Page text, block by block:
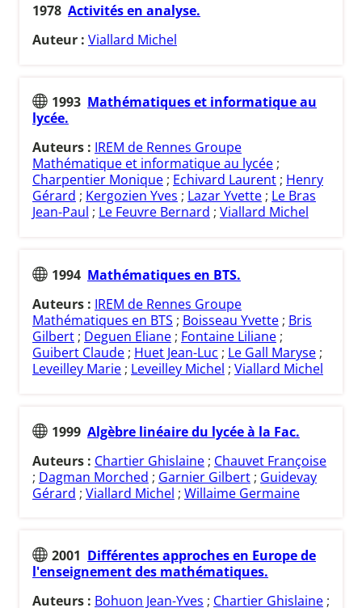
1978 Activités en analyse.
Auteur : Viallard Michel
1993 Mathématiques et informatique au
lycée.
Auteurs : IREM de Rennes Groupe
Mathématique et informatique au lycée;
Charpentier Monique; Echivard Laurent; Henry
Gérard ; Kergozien Yves ; Lazar Yvette; Le Bras
Jean-Paul ; Le Feuvre Bernard ; Viallard Michel
1994 Mathématiques en BTS.
Auteurs : IREM de Rennes Groupe
Mathématiques en BTS ; Boisseau Yvette ; Bris
Gilbert ; Deguen Eliane ; Fontaine Liliane ;
Guibert Claude ; Huet Jean-Luc ; Le Gall Maryse ;
Leveilley Marie ; Leveilley Michel ; Viallard Michel
1999 Algèbre linéaire du lycée à la Fac.
Auteurs : Chartier Ghislaine ; Chauvet Françoise
; Dagman Morched ; Garnier Gilbert ; Guidevay
Gérard ; Viallard Michel ; Willaime Germaine
2001 Différentes approches en Europe de
l'enseignement des mathématiques.
Auteurs : Bohuon Jean-Yves ; Chartier Ghislaine ;